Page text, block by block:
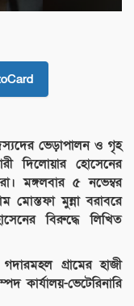
ভেড়াপালন ও গৃহ
দিলোয়ার হোসেনের
মঙ্গলবার ৫ নভেম্বর
মোস্তফা মুন্না বরাবরে
বিরুদ্ধে লিখিত
গ্রামের হাজী
কার্যালয়-ভেটেরিনারি